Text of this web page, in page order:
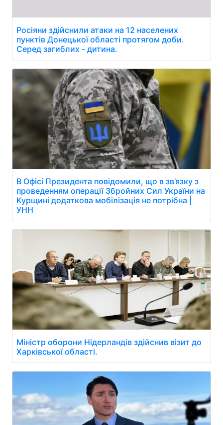
Росіяни здійснили атаки на 12 населених
пунктів Донецької області протягом доби.
Серед загиблих - дитина.
В Офісі Президента повідомили, що в зв’язку з
проведенням операції Збройних Сил України на
Курщині додаткова мобілізація не потрібна |
УНН
Міністр оборони Нідерландів здійснив візит до
Харківської області.